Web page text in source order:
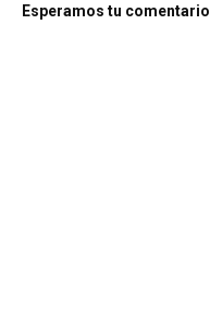
Esperamos tu comentario